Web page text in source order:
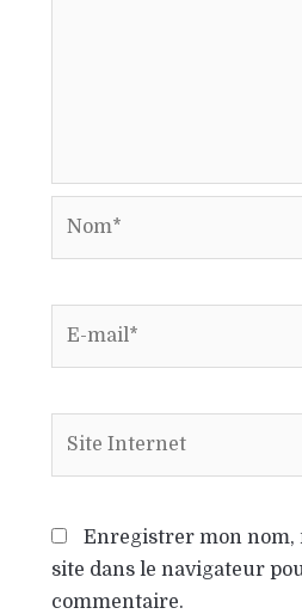
Enregistrer mon nom,
site dans le navigateur
commentaire.